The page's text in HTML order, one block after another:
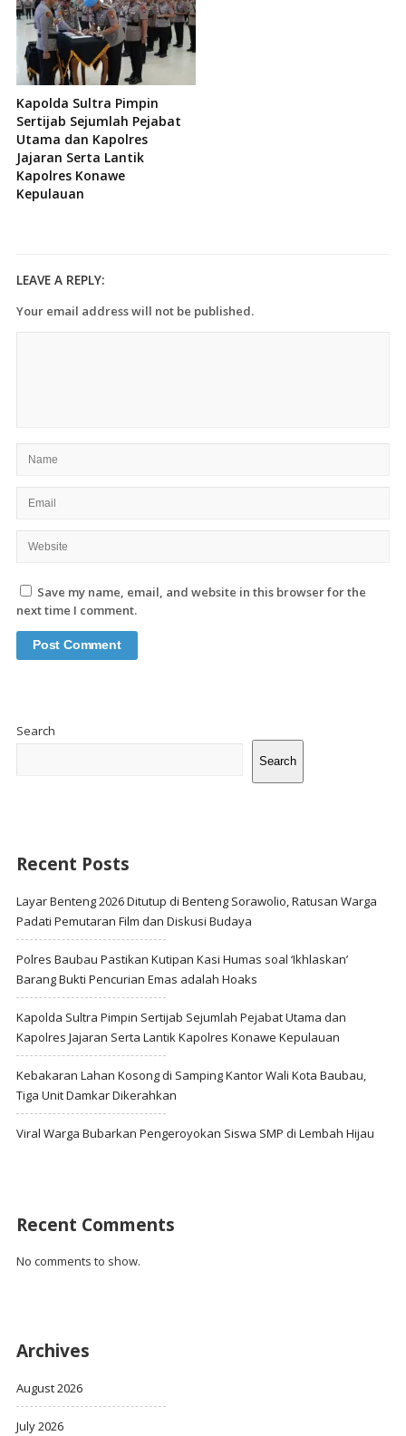
Kapolda Sultra Pimpin
Sertijab Sejumlah Pejabat
Utama dan Kapolres
Jajaran Serta Lantik
Kapolres Konawe
Kepulauan
LEAVE A REPLY:
Your email address will not be published.
Save my name, email, and website in this browser for the
next time I comment.
Search
Search
Recent Posts
Layar Benteng 2026 Ditutup di Benteng Sorawolio, Ratusan Warga
Padati Pemutaran Film dan Diskusi Budaya
Polres Baubau Pastikan Kutipan Kasi Humas soal ‘Ikhlaskan’
Barang Bukti Pencurian Emas adalah Hoaks
Kapolda Sultra Pimpin Sertijab Sejumlah Pejabat Utama dan
Kapolres Jajaran Serta Lantik Kapolres Konawe Kepulauan
Kebakaran Lahan Kosong di Samping Kantor Wali Kota Baubau,
Tiga Unit Damkar Dikerahkan
Viral Warga Bubarkan Pengeroyokan Siswa SMP di Lembah Hijau
Recent Comments
No comments to show.
Archives
August 2026
July 2026